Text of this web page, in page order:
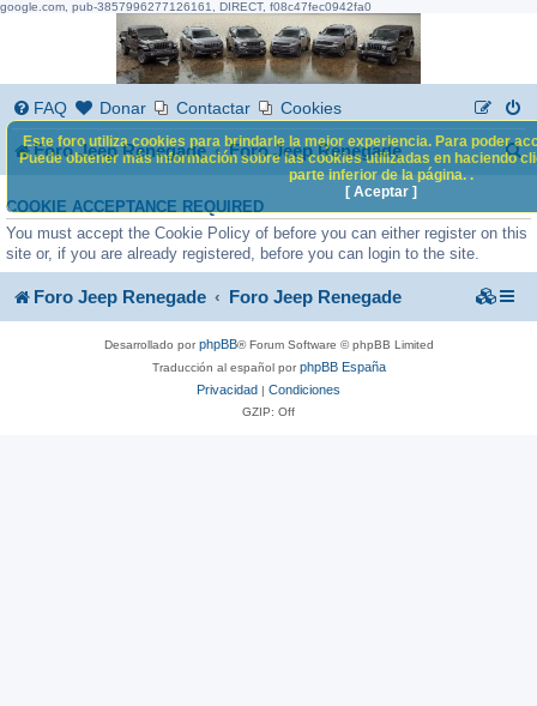
google.com, pub-3857996277126161, DIRECT, f08c47fec0942fa0
FAQ Donar Contactar Cookies
Foro Jeep Renegade Foro Jeep Renegade
B
s
r
COOKIE ACCEPTANCE REQUIRED
You must accept the Cookie Policy of before you can either register on this
site or, if you are already registered, before you can login to the site.
Este foro utiliza cookies para brindarle la mejor experiencia. Para poder
Puede obtener más información sobre las cookies utilizadas en haciendo
parte inferior de la página. .
[ Aceptar ]
Foro Jeep Renegade Foro Jeep Renegade
Desarrollado porphpBB® Forum Software © phpBB Limited
Traducción al español porphpBB España
Privacidad | Condiciones
GZIP: Off